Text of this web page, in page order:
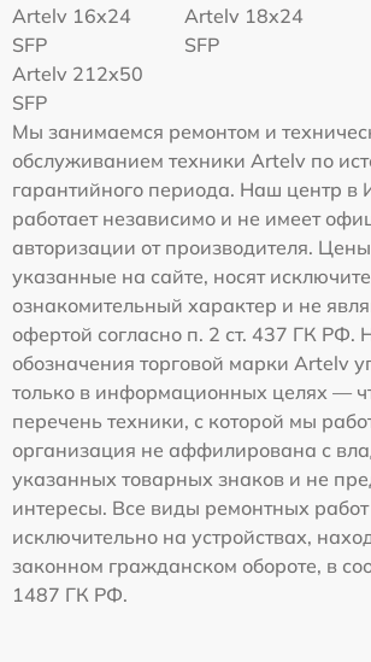
Artelv 16x24
SFP
Artelv 18x24
SFP
Artelv 212x50
SFP
Мы занимаемся ремонтом и
обслуживанием техники Artelv по
гарантийного периода. Наш центр в
работает независимо и не имеет
авторизации от производителя.
указанные на сайте, носят
ознакомительный характер и не
офертой согласно п. 2 ст. 437 ГК РФ.
обозначения торговой марки Artelv
только в информационных целях —
перечень техники, с которой мы
организация не аффилирована с
указанных товарных знаков и не
интересы. Все виды ремонтных
исключительно на устройствах,
законном гражданском обороте, в
1487 ГК РФ.